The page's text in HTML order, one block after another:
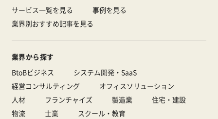
サービス一覧を見る
事例を見る
業界別おすすめ記事を見る
業界から探す
BtoBビジネス
システム開発・SaaS
経営コンサルティング
オフィスソリューション
人材
フランチャイズ 製造業
住宅・建設
物流
士業
スクール・教育